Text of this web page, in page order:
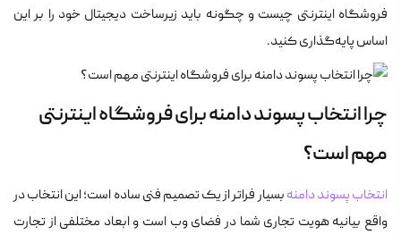
فروشگاه اینترنتی چیست و چگونه باید زیرساخت دیجیتال خود را بر این
اساس پایه‌گذاری کنید.
چرا انتخاب پسوند دامنه برای فروشگاه اینترنتی
مهم است؟
انتخاب پسوند دامنهبسیار فراتر از یک تصمیم فنی ساده است؛ این انتخاب در
واقع بیانیه هویت تجاری شما در فضای وب است و ابعاد مختلفی از تجارت